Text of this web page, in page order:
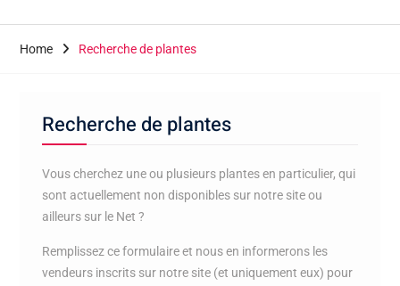
Home Recherche de plantes
Recherche de plantes
Vous cherchez une ou plusieurs plantes en particulier, qui
sont actuellement non disponibles sur notre site ou
ailleurs sur le Net ?
Remplissez ce formulaire et nous en informerons les
vendeurs inscrits sur notre site (et uniquement eux) pour